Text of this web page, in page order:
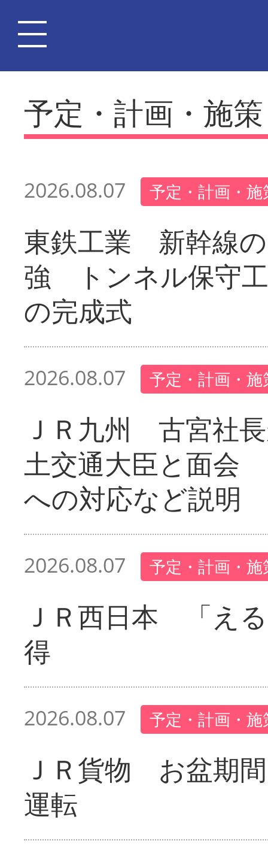
予定・計画・施策
2026.08.07 予定・計画・施
東鉄工業 新幹線
強 トンネル保守
の完成式
2026.08.07 予定・計画・施
ＪＲ九州 古宮社
土交通大臣と面会
への対応など説明
2026.08.07 予定・計画・施
ＪＲ西日本 「え
得
2026.08.07 予定・計画・施
ＪＲ貨物 お盆期
運転